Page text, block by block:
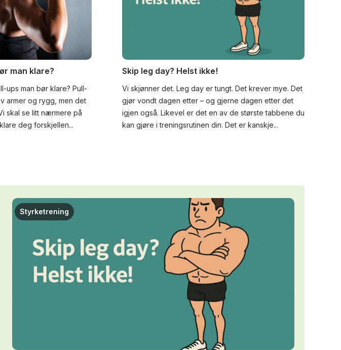
man klare?
ups man bør klare? Pull-
armer og rygg, men det
skal se litt nærmere på
deg forskjellen...
Skip leg day? Helst ikke!
Vi skjønner det. Leg day er tungt. Det krever mye. Det
gjør vondt dagen etter – og gjerne dagen etter det
igjen også. Likevel er det en av de største tabbene du
kan gjøre i treningsrutinen din. Det er kanskje...
Styrketrening